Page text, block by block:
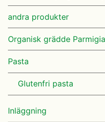
andra produkter
Organisk grädde
Pasta
Glutenfri pasta
Inläggning